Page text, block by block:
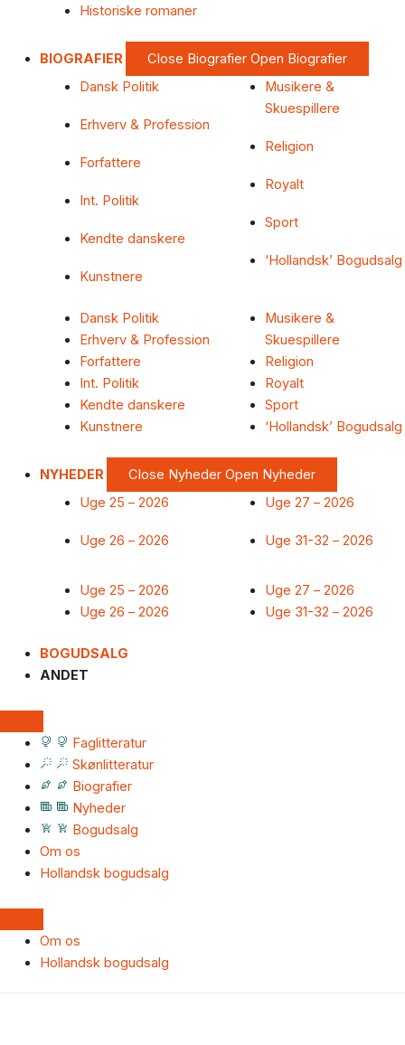
Historiske romaner
BIOGRAFIER Close Biografier Open Biografier
Dansk Politik
Erhverv & Profession
Forfattere
Int. Politik
Kendte danskere
Kunstnere
Musikere &
Skuespillere
Religion
Royalt
Sport
‘Hollandsk’ Bogudsalg
Dansk Politik
Erhverv & Profession
Forfattere
Int. Politik
Kendte danskere
Kunstnere
Musikere &
Skuespillere
Religion
Royalt
Sport
‘Hollandsk’ Bogudsalg
NYHEDER Close Nyheder Open Nyheder
Uge 25 – 2026
Uge 26 – 2026
Uge 27 – 2026
Uge 31-32 – 2026
Uge 25 – 2026
Uge 26 – 2026
Uge 27 – 2026
Uge 31-32 – 2026
BOGUDSALG
ANDET
Faglitteratur
Skønlitteratur
Biografier
Nyheder
Bogudsalg
Om os
Hollandsk bogudsalg
Om os
Hollandsk bogudsalg